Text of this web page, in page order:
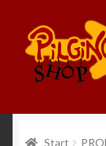
Zur
Navigation
springen
Zum
Inhalt
springen
Start